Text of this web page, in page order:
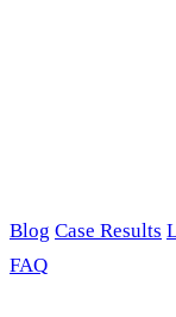
Blog Case Results
FAQ